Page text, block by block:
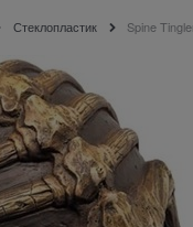
Стеклопластик Spine